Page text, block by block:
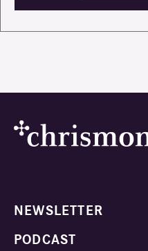
NEWSLETTER
PODCAST